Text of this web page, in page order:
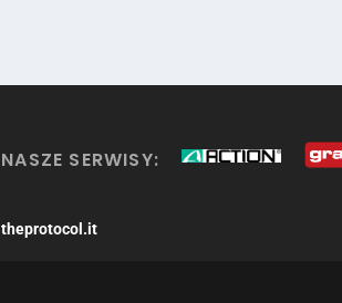
NASZE SERWISY:
theprotocol.it